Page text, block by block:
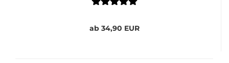
ab 34,90 EUR